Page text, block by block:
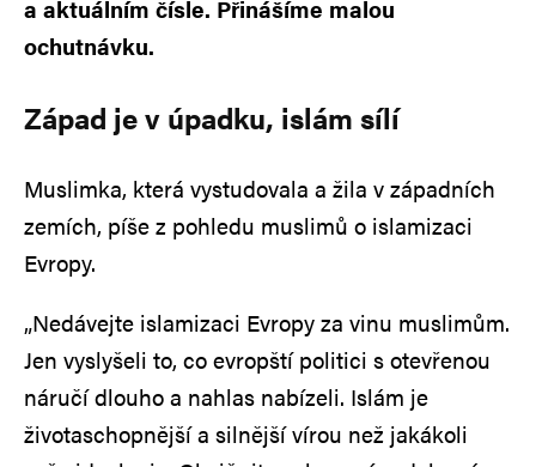
a aktuálním čísle. Přinášíme malou
ochutnávku.
Západ je v úpadku, islám sílí
Muslimka, která vystudovala a žila v západních
zemích, píše z pohledu muslimů o islamizaci
Evropy.
„Nedávejte islamizaci Evropy za vinu muslimům.
Jen vyslyšeli to, co evropští politici s otevřenou
náručí dlouho a nahlas nabízeli. Islám je
životaschopnější a silnější vírou než jakákoli